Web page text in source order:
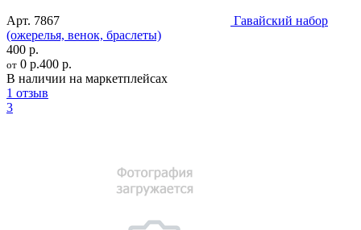
Арт. 7867
Гавайский набор
(ожерелья, венок, браслеты)
400 р.
от 0 р.400 р.
В наличии на маркетплейсах
1 отзыв
3